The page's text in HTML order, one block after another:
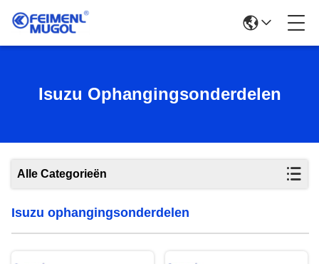
Isuzu Ophangingsonderdelen
Alle Categorieën
Isuzu ophangingsonderdelen